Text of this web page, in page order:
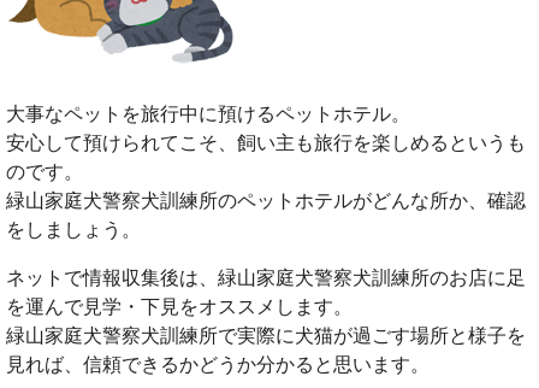
大事なペットを旅行中に預けるペットホテル。
安心して預けられてこそ、飼い主も旅行を楽しめるというも
のです。
緑山家庭犬警察犬訓練所のペットホテルがどんな所か、確認
をしましょう。
ネットで情報収集後は、緑山家庭犬警察犬訓練所のお店に足
を運んで見学・下見をオススメします。
緑山家庭犬警察犬訓練所で実際に犬猫が過ごす場所と様子を
見れば、信頼できるかどうか分かると思います。